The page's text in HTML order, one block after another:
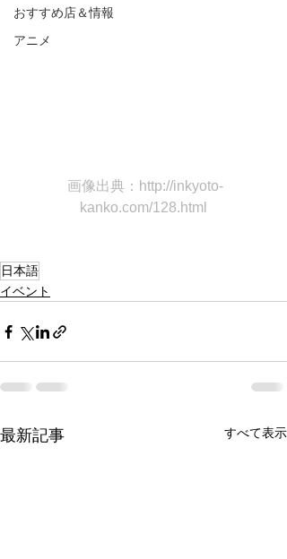
おすすめ店＆情報
アニメ
画像出典： http://inkyoto-
kanko.com/128.html
日本語
イベント
最新記事 すべて表示